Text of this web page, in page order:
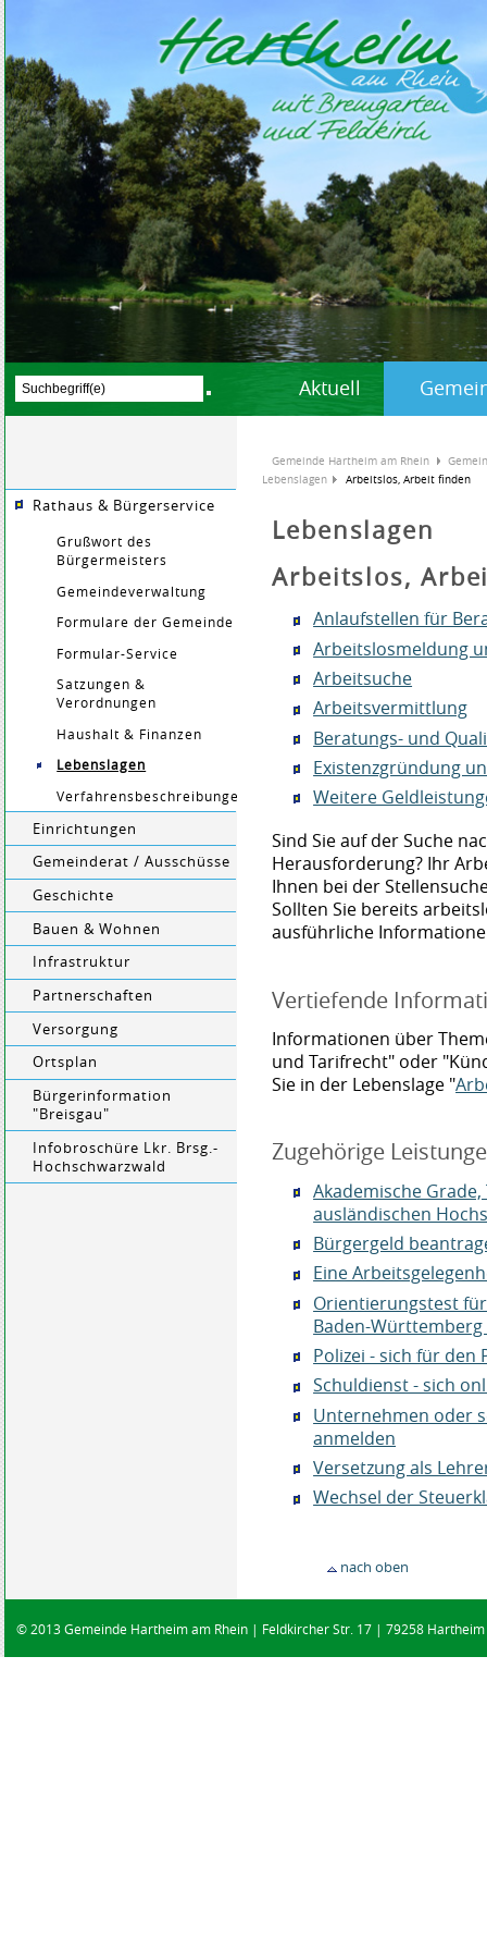
Aktuell
Rathaus & Bürgerservice
Grußwort des
Bürgermeisters
Gemeindeverwaltung
Formulare der Gemeinde
Formular-Service
Satzungen &
Verordnungen
Haushalt & Finanzen
Lebenslagen
Verfahrensbeschreibungen
Einrichtungen
Gemeinderat / Ausschüsse
Geschichte
Bauen & Wohnen
Infrastruktur
Partnerschaften
Versorgung
Ortsplan
Bürgerinformation
"Breisgau"
Infobroschüre Lkr. Brsg.-
Hochschwarzwald
Gemeinde Hartheim am Rhein
Lebenslagen
Arbeitslos, Arbeit finden
Lebenslagen
Arbeitslos,
Anlaufstellen für
Arbeitslosmeldung
Arbeitsuche
Arbeitsvermittlung
Beratungs- und
Existenzgründung
Weitere
Sind Sie auf der Suche
Herausforderung? Ihr
Ihnen bei der
Sollten Sie bereits
ausführliche
Vertiefende
Informationen über
und Tarifrecht" oder
Sie in der Lebenslage "
Zugehörige
Akademische
ausländischen
Bürgergeld
Eine
Orientierungstest
Baden-
Polizei - sich für den
Schuldienst - sich
Unternehmen oder
anmelden
Versetzung als
Wechsel der
nach oben
© 2013 Gemeinde Hartheim am Rhein | Feldkircher Str. 17 | 79258